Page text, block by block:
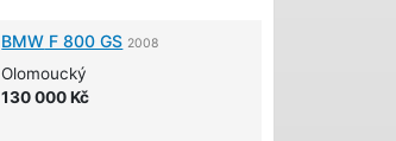
BMW F 800 GS 2008
Olomoucký
130 000 Kč